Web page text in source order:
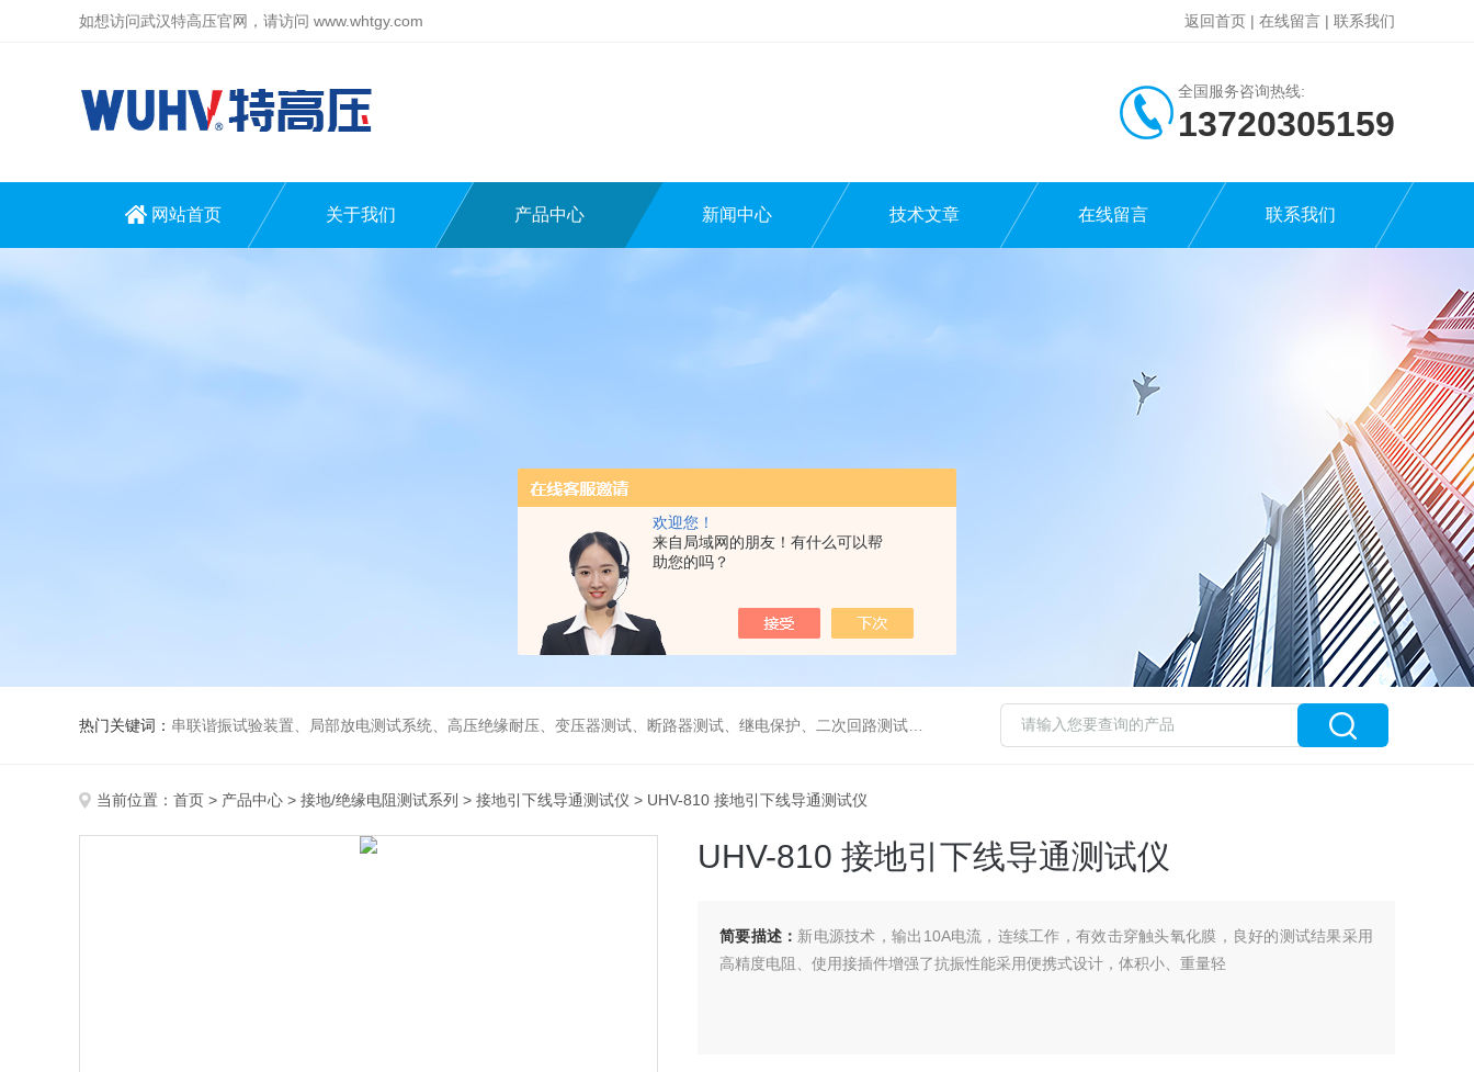
欢迎您！
来自局域网的朋友！有什么可以帮
助您的吗？
如想访问武汉特高压官网，请访问 www.whtgy.com 返回首页 | 在线留言 | 联系我们
全国服务咨询热线:
13720305159
网站首页 关于我们 产品中心 新闻中心 技术文章 在线留言 联系我们
热门关键词： 串联谐振试验装置、局部放电测试系统、高压绝缘耐压、变压器测试、断路器测试、继电保护、二次回路测试、电
当前位置： 首页 > 产品中心 > 接地/绝缘电阻测试系列 > 接地引下线导通测试仪 > UHV-810 接地引下线导通测试仪
UHV-810 接地引下线导通测试仪
简要描述： 新电源技术，输出10A电流，连续工作，有效击穿触头氧化膜，良好的测试结果采用
高精度电阻、使用接插件增强了抗振性能采用便携式设计，体积小、重量轻